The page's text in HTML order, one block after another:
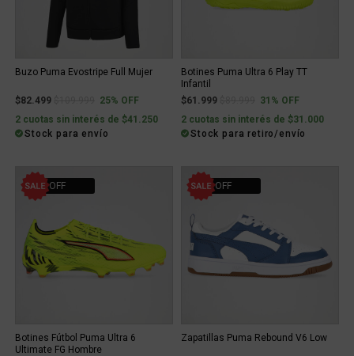
Buzo Puma Evostripe Full Mujer
$82.499 Price reduced from
to25% OFF
2 cuotas sin interés de $41.250
Stock para envío
Botines Puma Ultra 6 Play TT
Infantil
$61.999
Price reduced from
to31% OFF
2 cuotas sin interés de $31.000
Stock para retiro/envío
30% OFF
Botines Fútbol Puma Ultra 6
Ultimate FG Hombre
20% OFF
Zapatillas Puma Rebound V6 Low